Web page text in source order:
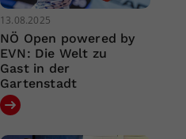
13.08.2025
NÖ Open powered by
EVN: Die Welt zu
Gast in der
Gartenstadt